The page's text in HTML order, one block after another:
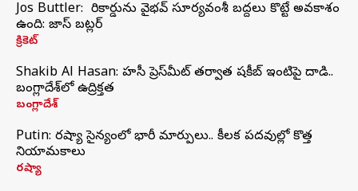
Jos Buttler: నా రికార్డును వైభవ్ సూర్యవంశీ బద్దలు కొట్టే అవకాశం
ఉంది: జాస్ బట్లర్
క్రికెట్
Shakib Al Hasan: హసీనా ప్రెస్‌మీట్‌ తర్వాత షకీబ్‌ ఇంటిపై దాడి..
బంగ్లాదేశ్‌లో ఉద్రిక్తత
బంగ్లాదేశ్
Putin: రష్యా సైన్యంలో భారీ మార్పులు.. కీలక పదవుల్లో కొత్త
నియామకాలు
రష్యా